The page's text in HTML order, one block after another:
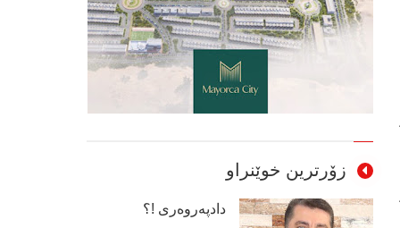
زۆرترین خوێنراو
دادپەروەری !؟